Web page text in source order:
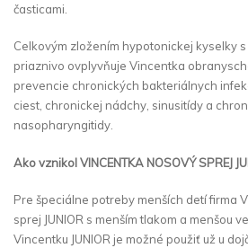
časticami.
Celkovým zložením hypotonickej kyselky
priaznivo ovplyvňuje Vincentka
prevencie chronických bakteriálnych
ciest, chronickej nádchy, sinusitídy a
nasopharyngitidy.
Ako vznikol VINCENTKA NOSOVÝ SPREJ
Pre špeciálne potreby menších detí firma
sprej JUNIOR s menším tlakom a menšou
Vincentku JUNIOR je možné použiť už u